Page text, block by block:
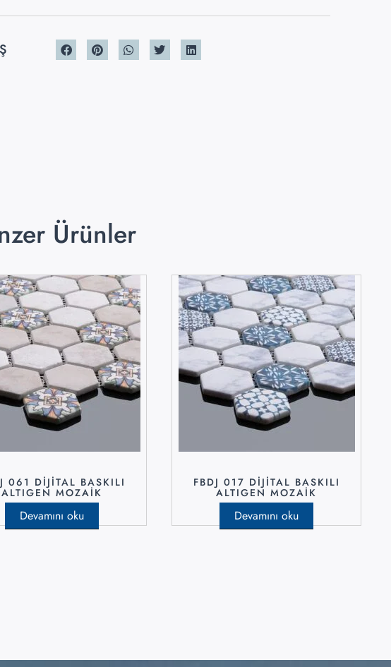
Ürünler
061 DIJITAL BASKILI
ALTIGEN MOZAIK
Devamını oku
FBDJ 017 DIJITAL BASKILI
ALTIGEN MOZAIK
Devamını oku